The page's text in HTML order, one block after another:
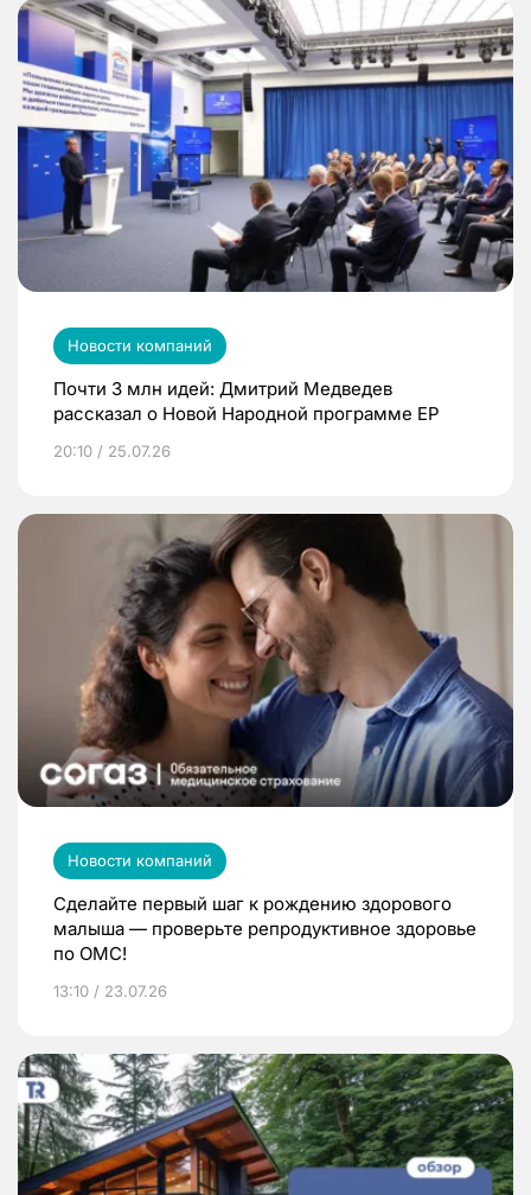
Новости компаний
Почти 3 млн идей: Дмитрий Медведев
рассказал о Новой Народной программе ЕР
20:10 / 25.07.26
Новости компаний
Сделайте первый шаг к рождению здорового
малыша — проверьте репродуктивное здоровье
по ОМС!
13:10 / 23.07.26